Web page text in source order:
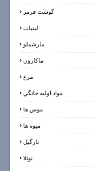
گوشت قرمز
لبنيات
مارشملو
ماکارون
مرغ
مواد اوليه خانگي
موس ها
میوه ها
نارگيل
نوتلا